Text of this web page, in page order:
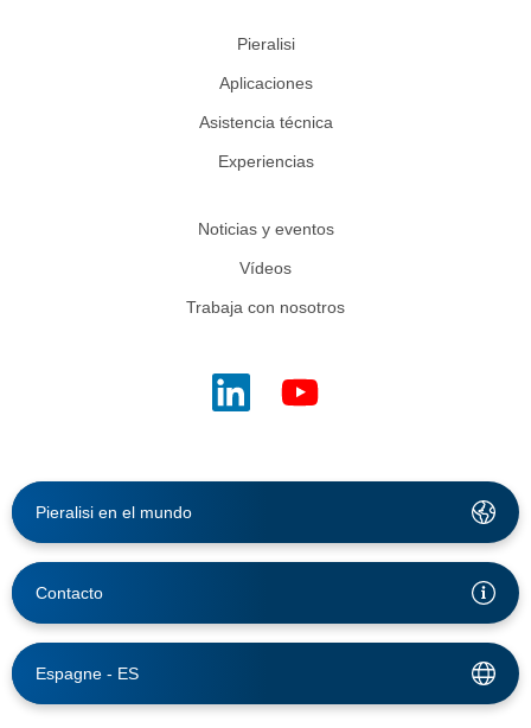
Pieralisi
Aplicaciones
Asistencia técnica
Experiencias
Noticias y eventos
Vídeos
Trabaja con nosotros
Pieralisi en el mundo
Contacto
Espagne - ES